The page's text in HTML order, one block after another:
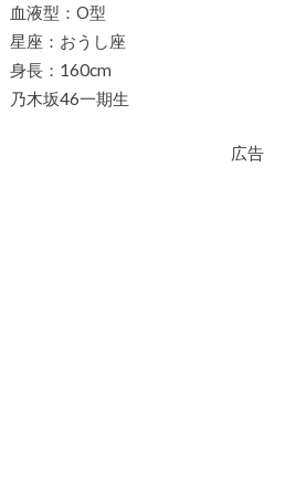
血液型：O型
星座：おうし座
身長：160cm
乃木坂46一期生
広告